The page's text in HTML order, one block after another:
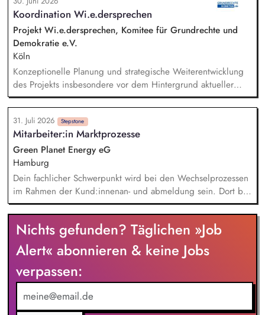
Weiterentwicklung der Spender:innen‑ und
Großspender:innen‑Beziehungen. Drittmittelmanagement:
Antragstellung, Berichte, Mittelabrufe und Fristenkontrolle.
Budget‑ und Liquiditätsplanung sowie laufendes
Finanzmonitoring.
Koordination Wi.e.dersprechen
Projekt Wi.e.dersprechen, Komitee für Grundrechte und
Demokratie e.V.
Köln
Konzeptionelle Planung und strategische Weiterentwicklung
des Projekts insbesondere vor dem Hintergrund aktueller
politischer Entwicklungen in den Projektregionen,
Öffentlichkeitsarbeit Print und web in Deutsch und Englisch,
Vertretung des Projekts bei Vorträgen, Netzwerk- u.
Fundraisingveranstaltungen, Weiterentwicklung des
Privatspendenfundraisings, regelmäßige Kommunikation mit
und das Gewinnen von (neuen) Spender*innen, Organisation
und Begleitung der etwa jährlich stattfindenden
Dialogseminare.
31. Juli 2026 Stepstone
Mitarbeiter:in Marktprozesse
Green Planet Energy eG
Hamburg
Dein fachlicher Schwerpunkt wird bei den Wechselprozessen
im Rahmen der Kund:innenan- und abmeldung sein. Dort bist
du für die eigenverantwortliche Bearbeitung aller anfallenden
Aufgaben zuständig. Im Austausch mit Marktpartnern, den
Kund:innen und angrenzenden Fachbereichen klärst du
offene Fragen und findest gemeinsam Lösungen. Du bist der
Second-Level-Support für den Kundenservice und
Geschäftskundenvertrieb.
Nichts gefunden? Täglichen »Job
Alert« abonnieren & keine Jobs
verpassen: